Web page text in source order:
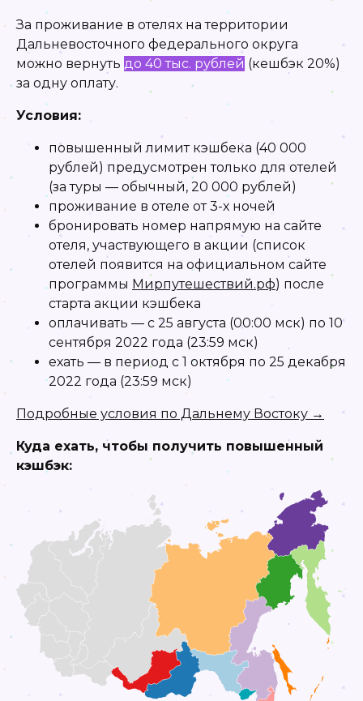
За проживание в отелях на территории
Дальневосточного федерального округа
можно вернуть до 40 тыс. рублей (кешбэк 20%)
за одну оплату.
Условия:
повышенный лимит кэшбека (40 000
рублей) предусмотрен только для отелей
(за туры — обычный, 20 000 рублей)
проживание в отеле от 3-х ночей
бронировать номер напрямую на сайте
отеля, участвующего в акции (список
отелей появится на официальном сайте
программы Мирпутешествий.рф) после
старта акции кэшбека
оплачивать — с 25 августа (00:00 мск) по 10
сентября 2022 года (23:59 мск)
ехать — в период с 1 октября по 25 декабря
2022 года (23:59 мск)
Подробные условия по Дальнему Востоку →
Куда ехать, чтобы получить повышенный
кэшбэк: